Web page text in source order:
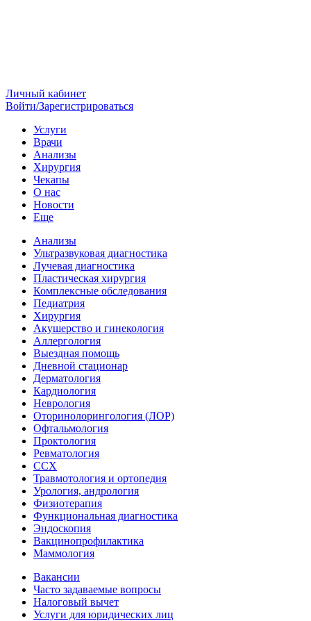
Личный кабинет
Войти/Зарегистрироваться
Услуги
Врачи
Анализы
Хирургия
Чекапы
О нас
Новости
Еще
Анализы
Ультразвуковая диагностика
Лучевая диагностика
Пластическая хирургия
Комплексные обследования
Педиатрия
Хирургия
Акушерство и гинекология
Аллергология
Выездная помощь
Дневной стационар
Дерматология
Кардиология
Неврология
Оторинолорингология (ЛОР)
Офтальмология
Проктология
Ревматология
ССХ
Травмотология и ортопедия
Урология, андрология
Физиотерапия
Функциональная диагностика
Эндоскопия
Вакцинопрофилактика
Маммология
Вакансии
Часто задаваемые вопросы
Налоговый вычет
Услуги для юридических лиц